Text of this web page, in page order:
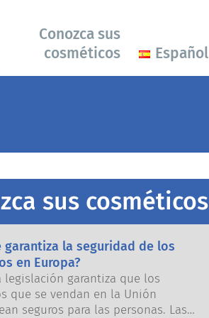
Conozca sus
cosméticos
Español
sus cosméticos
garantiza la seguridad de los
en Europa?
legislación garantiza que los
que se vendan en la Unión
seguros para las personas. Las